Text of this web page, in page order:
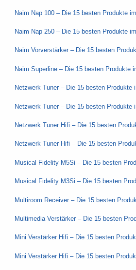
Naim Nap 100 – Die 15 besten Produkte
Naim Nap 250 – Die 15 besten Produkte
Naim Vorverstärker – Die 15 besten
Naim Superline – Die 15 besten Produkte
Netzwerk Tuner – Die 15 besten Produkte
Netzwerk Tuner – Die 15 besten Produkte
Netzwerk Tuner Hifi – Die 15 besten
Netzwerk Tuner Hifi – Die 15 besten
Musical Fidelity M5Si – Die 15 besten
Musical Fidelity M3Si – Die 15 besten
Multiroom Receiver – Die 15 besten
Multimedia Verstärker – Die 15 besten
Mini Verstärker Hifi – Die 15 besten
Mini Verstärker Hifi – Die 15 besten